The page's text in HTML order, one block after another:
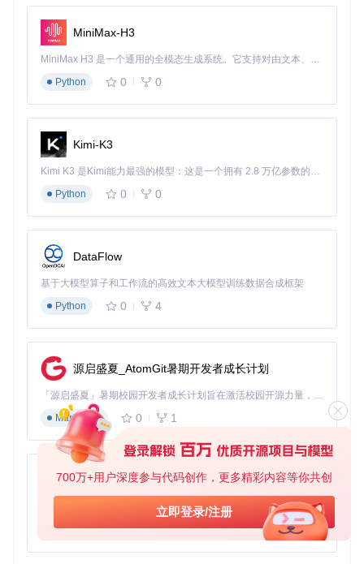
700万+用户深度参与代码创作，更多精彩内容等你共创
立即登录/注册
赖关系，同时避免未来信息泄露
多尺度预测头
足不同投资周期需求
实战效果验证
通过与传统技术分析方法的对比测试，Kronos在关键性能指标
上展现显著优势：
评估维度
析
提升
模式识别准
62.3%
趋势转折点
捕捉
提升6
多资产处理
效率
资产/分钟
资产/分钟
0倍
预测稳定性
0.021
编码后的序列既能保留原始价格波动特征，又能被Transforme
r模型有效理解。自回归预训练阶段使用跨注意力头捕捉不同
时间尺度的依赖关系，使模型能够同时学习短期波动模式和长
期趋势特征。
如何通过零门槛流程实现AI预测工具快速部署？
行业痛点分析
金融科技工具往往面临"部署门槛高、使用复杂度大"的问题：
环境配置繁琐、依赖包冲突、模型下载困难等问题成为普通用
户使用AI工具的主要障碍。调查显示，超过65%的个人投资者
MiniMax-H3
MiniMax H3 是一个通用的全模态生成系统。它支持对由文本、图像、视频和音频组成的多模态上下文进行统一理解，并能生成分辨率高达 2K、时长可达 15 秒的带原生立体声音频的视频。得益于面向任务泛化的系统设计，H3 在预训练阶段就已具备广泛的多模态上下文理解与生成能力，能够出色地执行复杂的多模态指令。
Python
0 0
Kimi-K3
Kimi K3 是Kimi能力最强的模型：这是一个拥有 2.8 万亿参数的混合专家（MoE）模型，具备原生视觉理解能力，并支持 100 万 token 的上下文窗口。
Python
0 0
DataFlow
基于大模型算子和工作流的高效文本大模型训练数据合成框架
Python
0 4
源启盛夏_AtomGit暑期开发者成长计划
「源启盛夏」暑期校园开发者成长计划旨在激活校园开源力量，通过积分激励、认证扶持、资源倾斜等形式，引导高校组织和开发者完成「入驻 — 建项目 — 做贡献 — 获认证 — 得资源」的完整闭环。无论你是想带领社团入驻平台的组织者，还是希望用代码贡献证明自己的开发者，都能在这里找到属于你的成长路径。
Markdown
0 1
py-xiaozhi
基于Python的Xiaozhi AI，适用于想要完整Xiaozhi体验而无需拥有专用硬件的用户。
Python
0 1